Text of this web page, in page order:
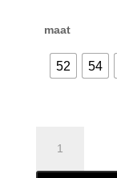
maat
52 54
B103D
JUNIOR